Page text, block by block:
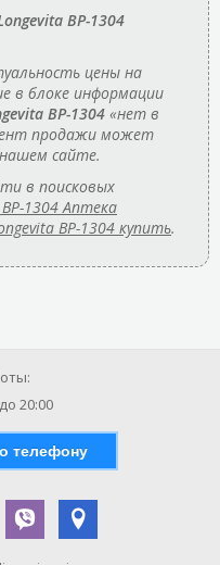
BP-1304
цены на
в блоке информации
BP-1304 «нет в
продажи может
сайте.
в поисковых
1304 Аптека
BP-1304 купить.
до 20:00
телефону